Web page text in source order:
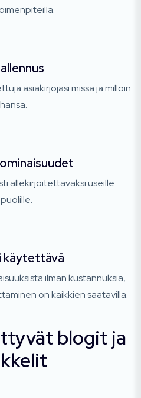
asiakirjojasi missä ja milloin
allekirjoitettavaksi useille
käytettävä
ilman kustannuksia,
on kaikkien saatavilla.
blogit ja